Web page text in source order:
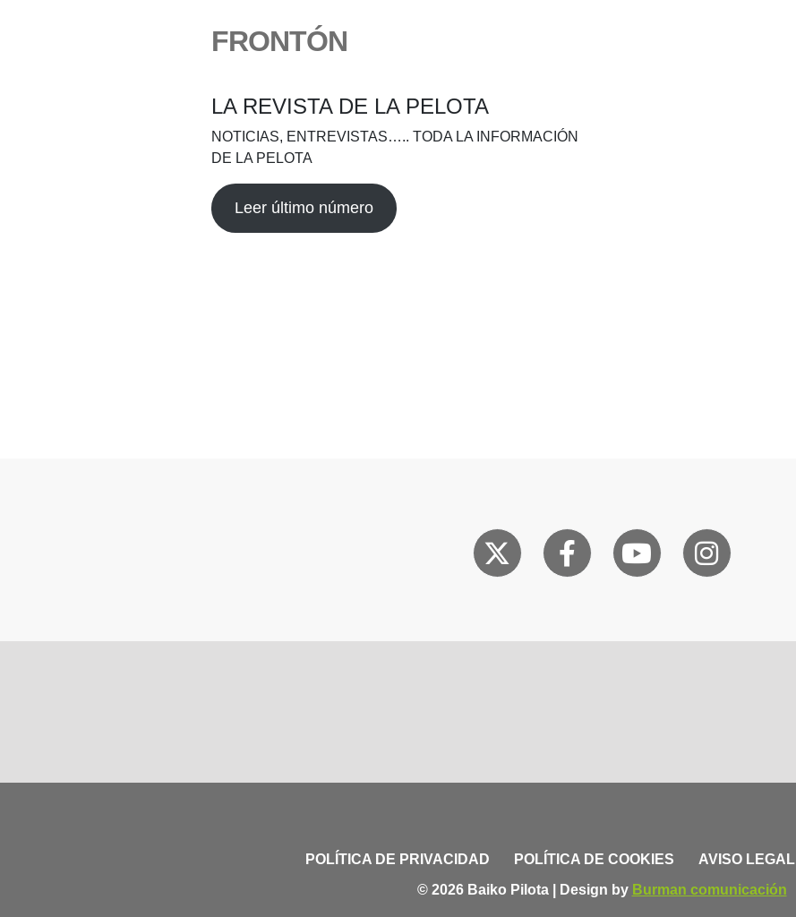
FRONTÓN
LA REVISTA DE LA PELOTA
NOTICIAS, ENTREVISTAS….. TODA LA INFORMACIÓN
DE LA PELOTA
Leer último número
POLÍTICA DE PRIVACIDAD POLÍTICA DE COOKIES AVISO LEGAL
© 2026 Baiko Pilota | Design by Burman comunicación